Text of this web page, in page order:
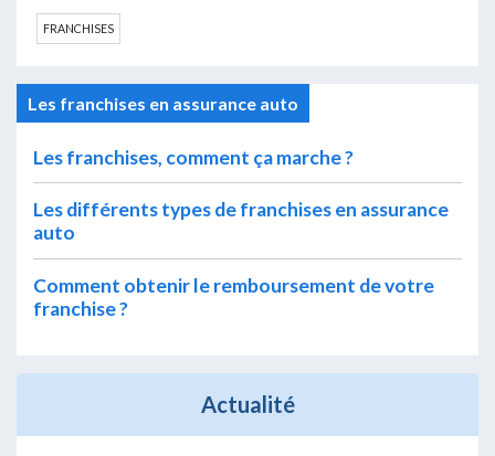
FRANCHISES
Les franchises en assurance auto
Les franchises, comment ça marche ?
Les différents types de franchises en assurance
auto
Comment obtenir le remboursement de votre
franchise ?
Actualité